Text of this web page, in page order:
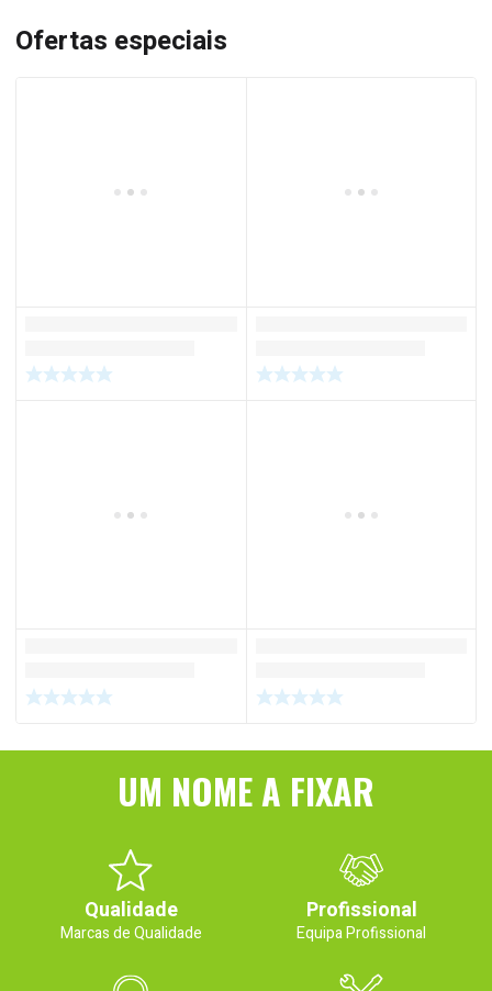
Ofertas especiais
UM NOME A FIXAR
Qualidade
Marcas de Qualidade
Profissional
Equipa Profissional